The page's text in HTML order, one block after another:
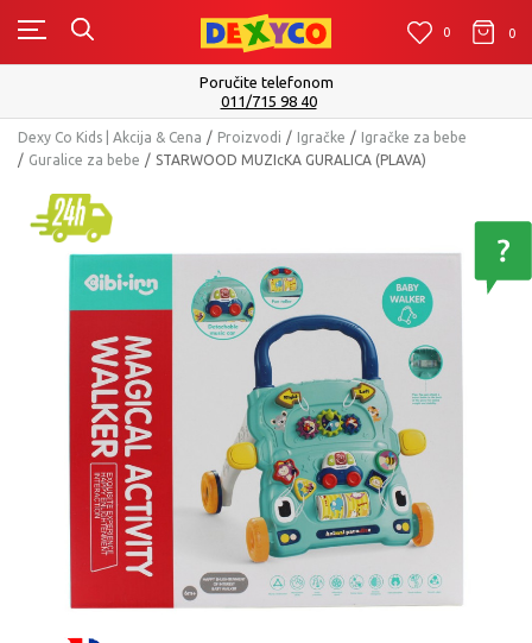
0 0 0
Poručite telefonom
011/715 98 40
Dexy Co Kids | Akcija & Cena Proizvodi Igračke
Igračke za bebe
Guralice za bebe
STARWOOD MUZIcKA GURALICA (PLAVA)